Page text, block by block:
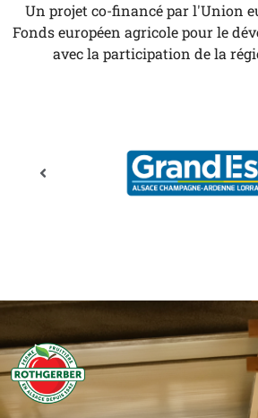
Un projet co-financé par l'Union
Fonds européen agricole pour le
avec la participation de la